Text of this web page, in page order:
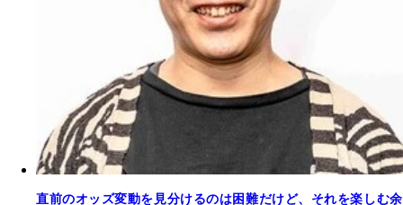
直前のオッズ変動を見分けるのは困難だけど、それを楽しむ余